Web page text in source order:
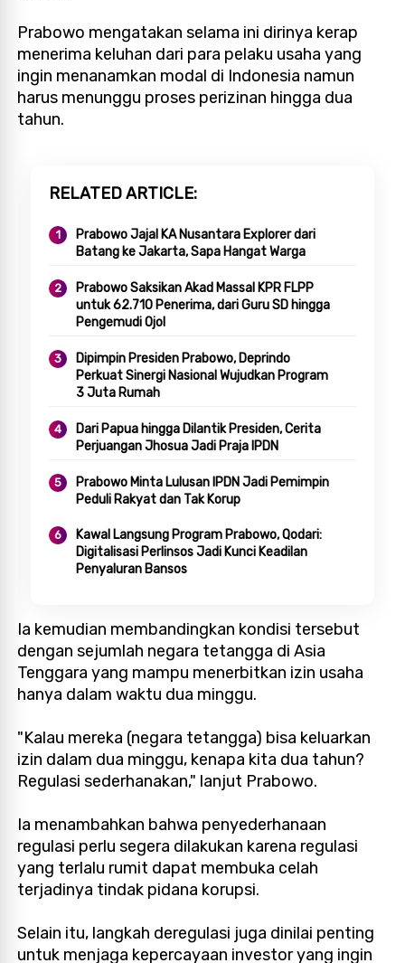
Prabowo mengatakan selama ini dirinya kerap
menerima keluhan dari para pelaku usaha yang
ingin menanamkan modal di Indonesia namun
harus menunggu proses perizinan hingga dua
tahun.
RELATED ARTICLE
Prabowo Jajal KA Nusantara Explorer dari
Batang ke Jakarta, Sapa Hangat Warga
Prabowo Saksikan Akad Massal KPR FLPP
untuk 62.710 Penerima, dari Guru SD hingga
Pengemudi Ojol
Dipimpin Presiden Prabowo, Deprindo
Perkuat Sinergi Nasional Wujudkan Program
3 Juta Rumah
Dari Papua hingga Dilantik Presiden, Cerita
Perjuangan Jhosua Jadi Praja IPDN
Prabowo Minta Lulusan IPDN Jadi Pemimpin
Peduli Rakyat dan Tak Korup
Kawal Langsung Program Prabowo, Qodari:
Digitalisasi Perlinsos Jadi Kunci Keadilan
Penyaluran Bansos
Ia kemudian membandingkan kondisi tersebut
dengan sejumlah negara tetangga di Asia
Tenggara yang mampu menerbitkan izin usaha
hanya dalam waktu dua minggu.
"Kalau mereka (negara tetangga) bisa keluarkan
izin dalam dua minggu, kenapa kita dua tahun?
Regulasi sederhanakan," lanjut Prabowo.
Ia menambahkan bahwa penyederhanaan
regulasi perlu segera dilakukan karena regulasi
yang terlalu rumit dapat membuka celah
terjadinya tindak pidana korupsi.
Selain itu, langkah deregulasi juga dinilai penting
untuk menjaga kepercayaan investor yang ingin